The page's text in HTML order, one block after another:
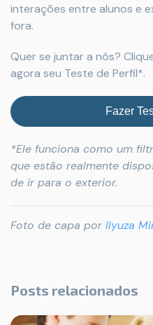
interações entre alunos e
fora.
Quer se juntar a nós?
agora seu Teste de Perfil*.
Fazer
*Ele funciona como um
que estão realmente
de ir para o exterior.
Foto de capa por Ilyuza
Posts relacionados